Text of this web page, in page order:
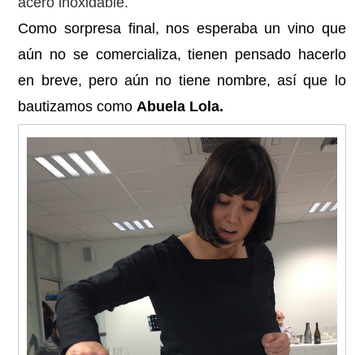
Como sorpresa final, nos esperaba un vino que
aún no se comercializa, tienen pensado hacerlo
en breve, pero aún no tiene nombre, así que lo
bautizamos comoAbuela Lola.